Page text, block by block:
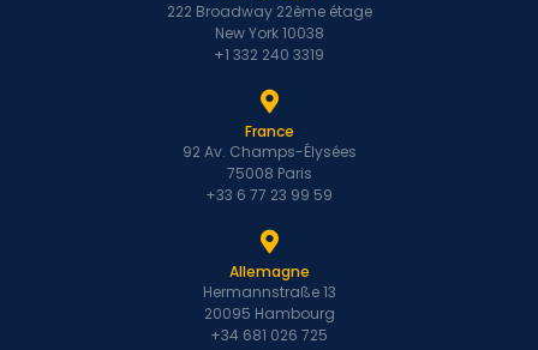
222 Broadway 22ème étage
New York 10038
+1 332 240 3319
France
92 Av. Champs-Élysées
75008 Paris
+33 6 77 23 99 59
Allemagne
Hermannstraße 13
20095 Hambourg
+34 681 026 725